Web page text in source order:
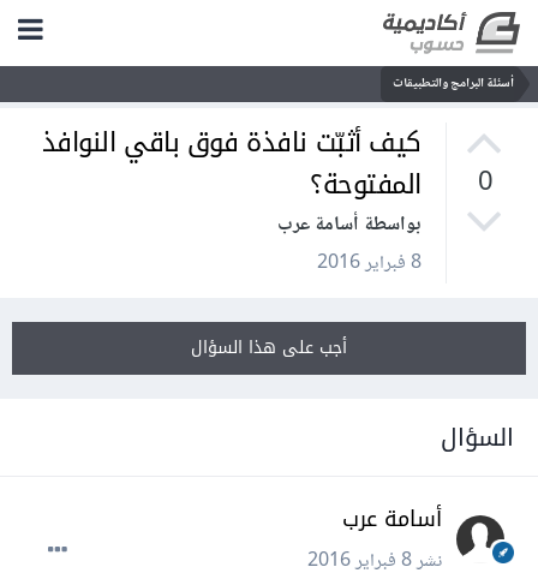
أسئلة البرامج والتطبيقات
0
كيف أثبّت نافذة فوق باقي النوافذ
المفتوحة؟
بواسطة أسامة عرب
8 فبراير 2016
أجب على هذا السؤال
السؤال
أسامة عرب
نشر8 فبراير 2016